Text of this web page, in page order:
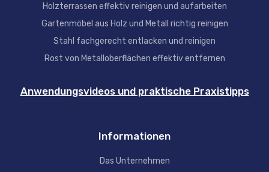
Holzterrassen effektiv reinigen und aufarbeiten
Gartenmöbel aus Holz und Metall richtig reinigen
Stahl fachgerecht entlacken und reinigen
Rost von Metalloberflächen effektiv entfernen
Anwendungsvideos und praktische Praxistipps
Informationen
Das Unternehmen